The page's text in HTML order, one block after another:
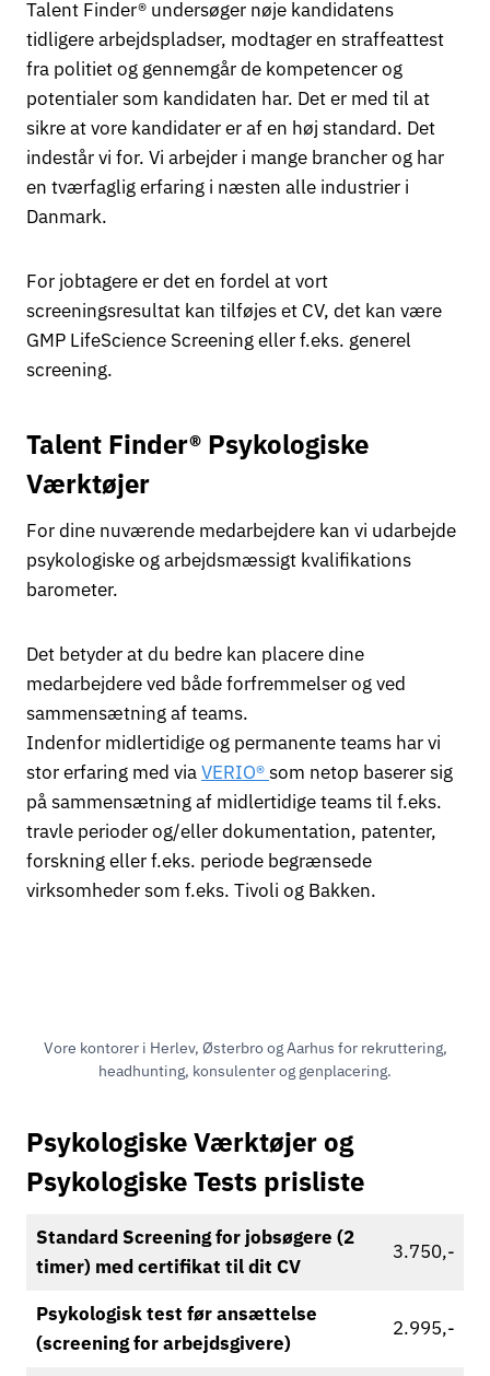
Talent Finder® undersøger nøje kandidatens
tidligere arbejdspladser, modtager en straffeattest
fra politiet og gennemgår de kompetencer og
potentialer som kandidaten har. Det er med til at
sikre at vore kandidater er af en høj standard. Det
indestår vi for. Vi arbejder i mange brancher og har
en tværfaglig erfaring i næsten alle industrier i
Danmark.
For jobtagere er det en fordel at vort
screeningsresultat kan tilføjes et CV, det kan være
GMP LifeScience Screening eller f.eks. generel
screening.
Talent Finder® Psykologiske
Værktøjer
For dine nuværende medarbejdere kan vi udarbejde
psykologiske og arbejdsmæssigt kvalifikations
barometer.
Det betyder at du bedre kan placere dine
medarbejdere ved både forfremmelser og ved
sammensætning af teams.
Indenfor midlertidige og permanente teams har vi
stor erfaring med viaVERIO®som netop baserer sig
på sammensætning af midlertidige teams til f.eks.
travle perioder og/eller dokumentation, patenter,
forskning eller f.eks. periode begrænsede
virksomheder som f.eks. Tivoli og Bakken.
Vore kontorer i Herlev, Østerbro og Aarhus for rekruttering,
headhunting, konsulenter og genplacering.
Psykologiske Værktøjer og
Psykologiske Tests prisliste
Standard Screening for jobsøgere (2
timer) med certifikat til dit CV
3.750,-
Psykologisk test før ansættelse
(screening for arbejdsgivere)
2.995,-